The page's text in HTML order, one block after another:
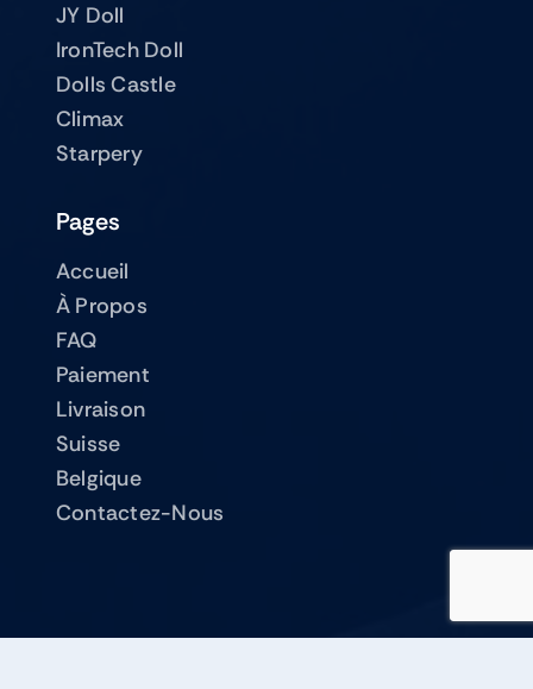
JY Doll
IronTech Doll
Dolls Castle
Climax
Starpery
Pages
Accueil
À Propos
FAQ
Paiement
Livraison
Suisse
Belgique
Contactez-Nous